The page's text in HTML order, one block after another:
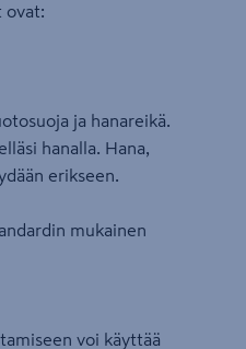
ovat:
ja hanareikä.
hanalla. Hana,
erikseen.
mukainen
voi käyttää